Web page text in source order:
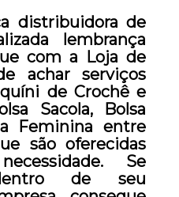
distribuidora de
lembrança
com a Loja de
achar serviços
de Crochê e
Sacola, Bolsa
Feminina entre
são oferecidas
Se
de seu